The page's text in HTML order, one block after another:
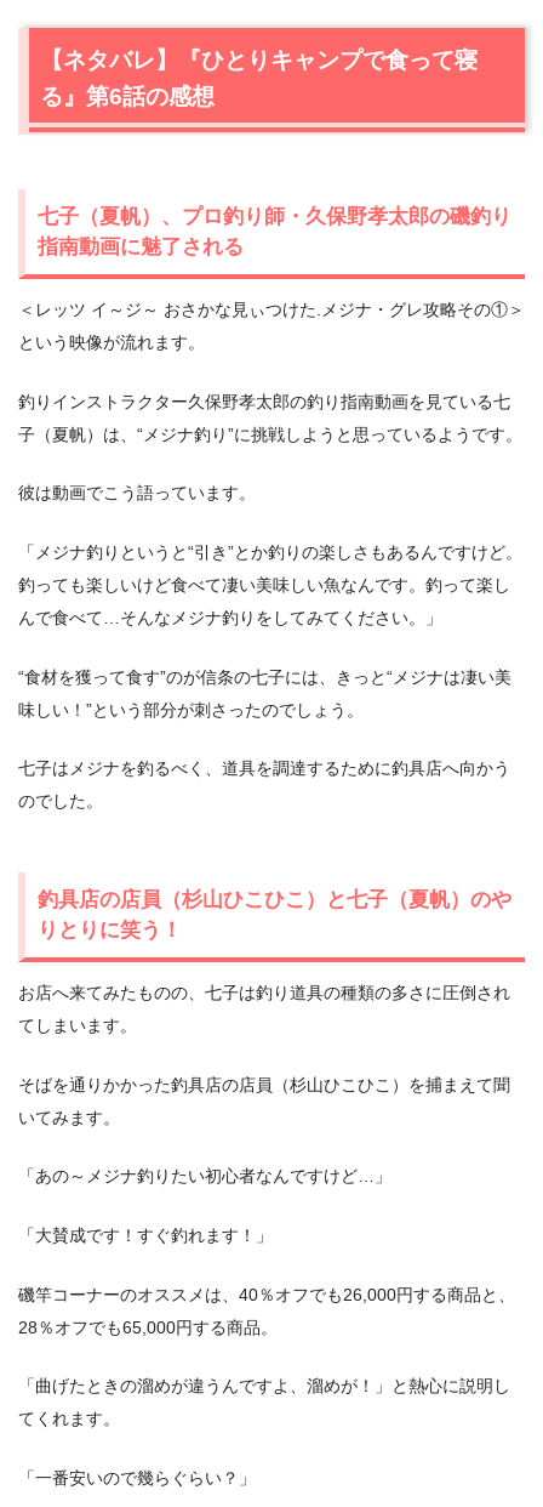
【ネタバレ】『ひとりキャンプで食って寝
る』第6話の感想
七子（夏帆）、プロ釣り師・久保野孝太郎の磯釣り
指南動画に魅了される
＜レッツ イ～ジ～ おさかな見ぃつけた.メジナ・グレ攻略その①＞
という映像が流れます。
釣りインストラクター久保野孝太郎の釣り指南動画を見ている七
子（夏帆）は、“メジナ釣り”に挑戦しようと思っているようです。
彼は動画でこう語っています。
「メジナ釣りというと“引き”とか釣りの楽しさもあるんですけど。
釣っても楽しいけど食べて凄い美味しい魚なんです。釣って楽し
んで食べて…そんなメジナ釣りをしてみてください。」
“食材を獲って食す”のが信条の七子には、きっと“メジナは凄い美
味しい！”という部分が刺さったのでしょう。
七子はメジナを釣るべく、道具を調達するために釣具店へ向かう
のでした。
釣具店の店員（杉山ひこひこ）と七子（夏帆）のや
りとりに笑う！
お店へ来てみたものの、七子は釣り道具の種類の多さに圧倒され
てしまいます。
そばを通りかかった釣具店の店員（杉山ひこひこ）を捕まえて聞
いてみます。
「あの～メジナ釣りたい初心者なんですけど…」
「大賛成です！すぐ釣れます！」
磯竿コーナーのオススメは、40％オフでも26,000円する商品と、
28％オフでも65,000円する商品。
「曲げたときの溜めが違うんですよ、溜めが！」と熱心に説明し
てくれます。
「一番安いので幾らぐらい？」